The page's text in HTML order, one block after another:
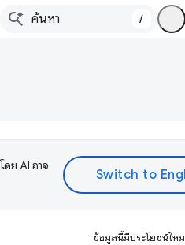
/
ย AI อาจ
ข้อมูลนี้มีประโยชน์ไหม